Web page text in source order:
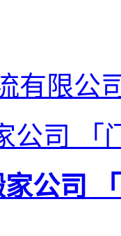
有限公
公司